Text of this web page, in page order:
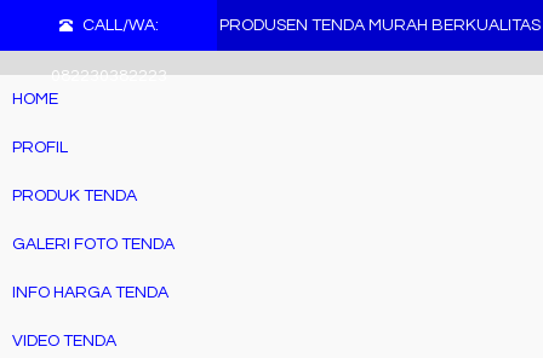
CALL/WA:
082230382223
PRODUSEN TENDA MURAH BERKUALITAS
HOME
PROFIL
PRODUK TENDA
GALERI FOTO TENDA
INFO HARGA TENDA
VIDEO TENDA